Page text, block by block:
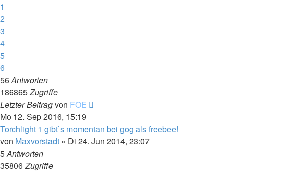
1
2
3
4
5
6
56Antworten
186865Zugriffe
Letzter Beitragvon FOE
Mo 12. Sep 2016, 15:19
Torchlight 1 gibt`s momentan bei gog als freebee!
von Maxvorstadt » Di 24. Jun 2014, 23:07
5Antworten
35806Zugriffe